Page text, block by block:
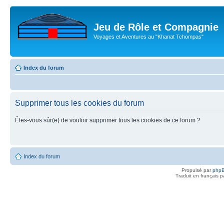
Jeu de Rôle et Compagnie
Voyages et Aventures au "Khanat Tchompas"
Index du forum
Supprimer tous les cookies du forum
Êtes-vous sûr(e) de vouloir supprimer tous les cookies de ce forum ?
Index du forum
Propulsé par
Traduit en français